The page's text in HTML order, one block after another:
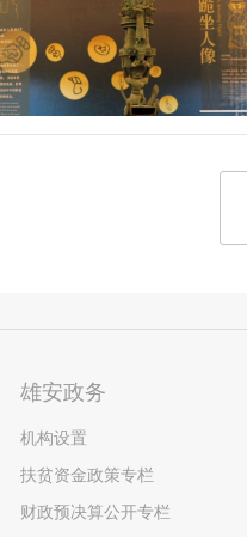
雄安政务
机构设置
扶贫资金政策专栏
财政预决算公开专栏